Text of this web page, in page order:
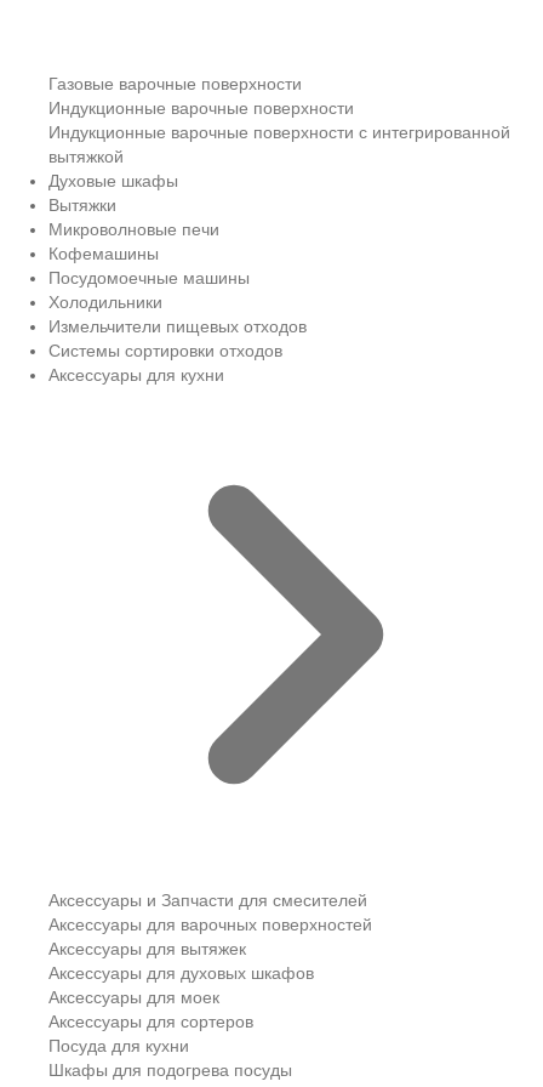
Газовые варочные поверхности
Индукционные варочные поверхности
Индукционные варочные поверхности с интегрированной
вытяжкой
Духовые шкафы
Вытяжки
Микроволновые печи
Кофемашины
Посудомоечные машины
Холодильники
Измельчители пищевых отходов
Системы сортировки отходов
Аксессуары для кухни
Аксессуары и Запчасти для смесителей
Аксессуары для варочных поверхностей
Аксессуары для вытяжек
Аксессуары для духовых шкафов
Аксессуары для моек
Аксессуары для сортеров
Посуда для кухни
Шкафы для подогрева посуды